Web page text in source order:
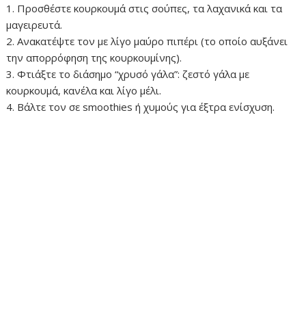
1. Προσθέστε κουρκουμά στις σούπες, τα λαχανικά και τα
μαγειρευτά.
2. Ανακατέψτε τον με λίγο μαύρο πιπέρι (το οποίο αυξάνει
την απορρόφηση της κουρκουμίνης).
3. Φτιάξτε το διάσημο “χρυσό γάλα”: ζεστό γάλα με
κουρκουμά, κανέλα και λίγο μέλι.
4. Βάλτε τον σε smoothies ή χυμούς για έξτρα ενίσχυση.